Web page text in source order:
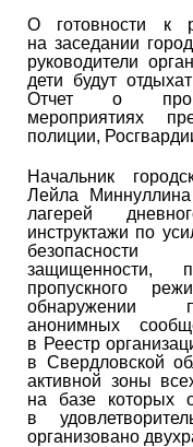
О готовности к
на заседании
руководители
дети будут
Отчет о
мероприятиях
полиции,
Начальник
Лейла
лагерей
инструктажи по
безопасности
защищенности,
пропускного
обнаружении
анонимных
в Реестр
в Свердловской
активной зоны
на базе которых
в
организовано